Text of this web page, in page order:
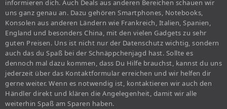
informieren dich. Auch Deals aus anderen Bereichen schauen wir
uns ganz genau an. Dazu gehören Smartphones, Notebooks,
Konsolen aus anderen Ländern wie Frankreich, Italien, Spanien,
England und besonders China, mit den vielen Gadgets zu sehr
guten Preisen. Uns ist nicht nur der Datenschutz wichtig, sondern
auch das du Spaß bei der Schnäppchenjagd hast. Sollte es
dennoch mal dazu kommen, dass Du Hilfe brauchst, kannst du uns
jederzeit über das Kontaktformular erreichen und wir helfen dir
gerne weiter. Wenn es notwendig ist, kontaktieren wir auch den
Händler direkt und klären die Angelegenheit, damit wir alle
weiterhin Spaß am Sparen haben.